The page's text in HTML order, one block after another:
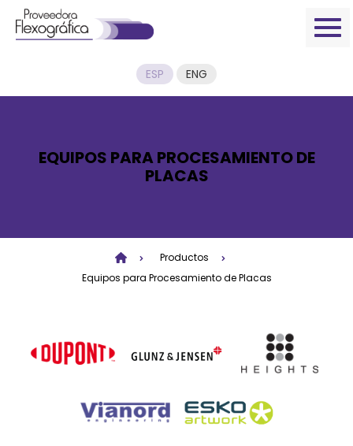
ESP ENG
EQUIPOS PARA PROCESAMIENTO DE
PLACAS
Productos
Equipos para Procesamiento de Placas